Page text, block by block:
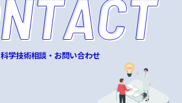
科学技術相談・お問い合わせ